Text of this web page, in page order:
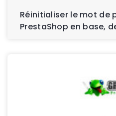
Réinitialiser le mot de
PrestaShop en base,